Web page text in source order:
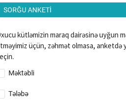
SORĞU ANKETI
kütləmizin maraq dairəsinə uyğun
üçün, zəhmət olmasa, anketdə
Məktəbli
Tələbə